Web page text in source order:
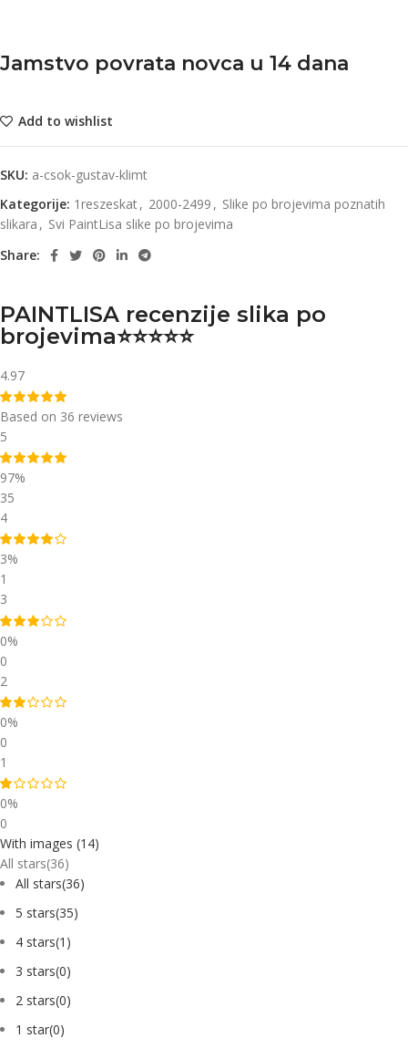
Jamstvo povrata novca u 14 dana
Add to wishlist
SKU: a-csok-gustav-klimt
Kategorije: 1reszeskat, 2000-2499 , Slike po brojevima poznatih
slikara , Svi PaintLisa slike po brojevima
Share:
PAINTLISA recenzije slika po
brojevima⭐️⭐️⭐️⭐️⭐️
4.97
Based on 36 reviews
5
97%
35
4
3%
1
3
0%
0
2
0%
0
1
0%
0
With images (14)
All stars(36)
All stars(36)
5 stars(35)
4 stars(1 )
3 stars(0)
2 stars(0)
1 star(0)